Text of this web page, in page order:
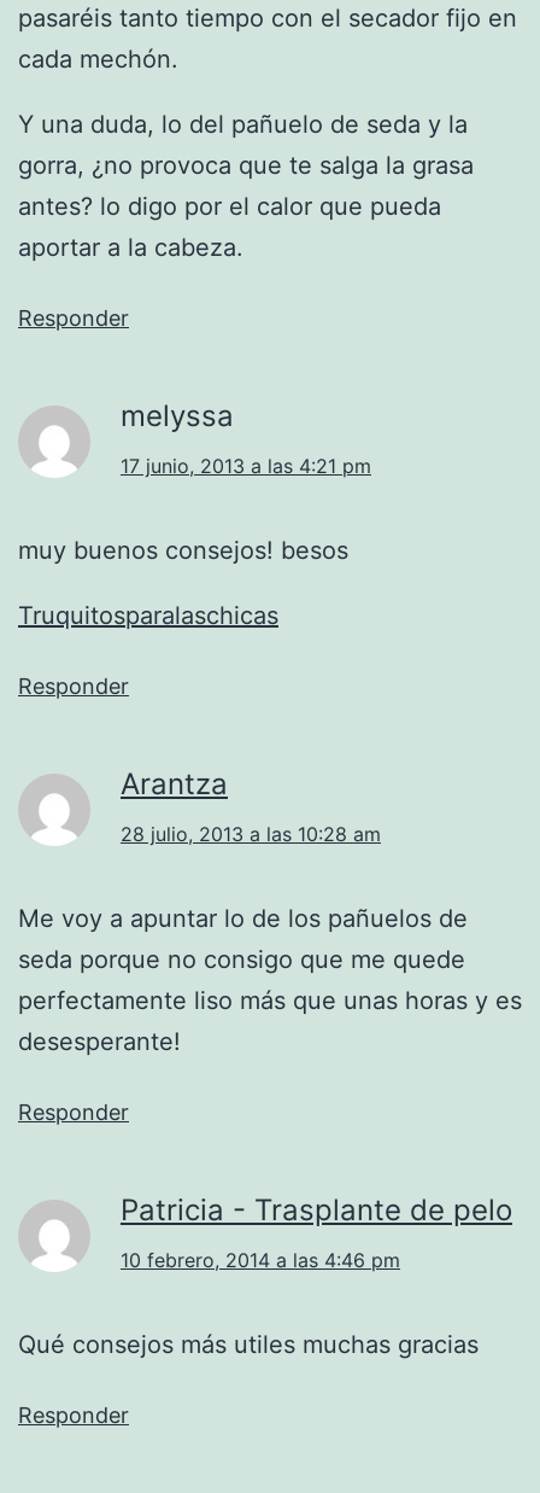
pasaréis tanto tiempo con el secador fijo en
cada mechón.
Y una duda, lo del pañuelo de seda y la
gorra, ¿no provoca que te salga la grasa
antes? lo digo por el calor que pueda
aportar a la cabeza.
Responder
melyssa
17 junio, 2013 a las 4:21 pm
muy buenos consejos! besos
Truquitosparalaschicas
Responder
Arantza
28 julio, 2013 a las 10:28 am
Me voy a apuntar lo de los pañuelos de
seda porque no consigo que me quede
perfectamente liso más que unas horas y es
desesperante!
Responder
Patricia - Trasplante de pelo
10 febrero, 2014 a las 4:46 pm
Qué consejos más utiles muchas gracias
Responder